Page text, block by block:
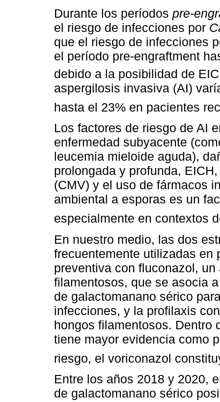
Durante los períodos pre-
el riesgo de infecciones por
que el riesgo de infecciones
el período pre-engraftment
debido a la posibilidad de
aspergilosis invasiva (AI)
hasta el 23% en pacientes
Los factores de riesgo de AI
enfermedad subyacente
leucemia mieloide aguda),
prolongada y profunda,
(CMV) y el uso de fármacos
ambiental a esporas es un
especialmente en contextos
En nuestro medio, las dos
frecuentemente utilizadas en
preventiva con fluconazol,
filamentosos, que se asocia
de galactomanano sérico
infecciones, y la profilaxis
hongos filamentosos. Dentro
tiene mayor evidencia como
riesgo, el voriconazol
Entre los años 2018 y 2020,
de galactomanano sérico